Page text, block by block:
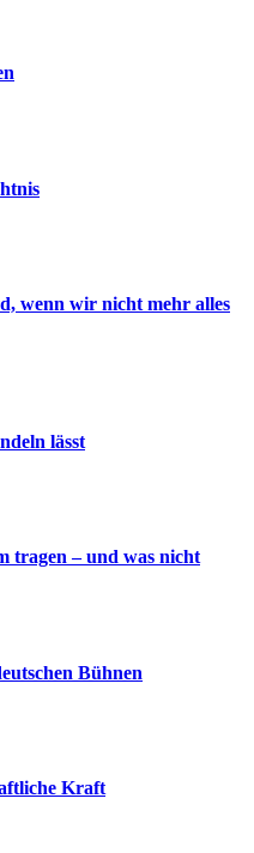
wenn wir nicht mehr alles
lässt
tragen – und was nicht
Bühnen
Kraft